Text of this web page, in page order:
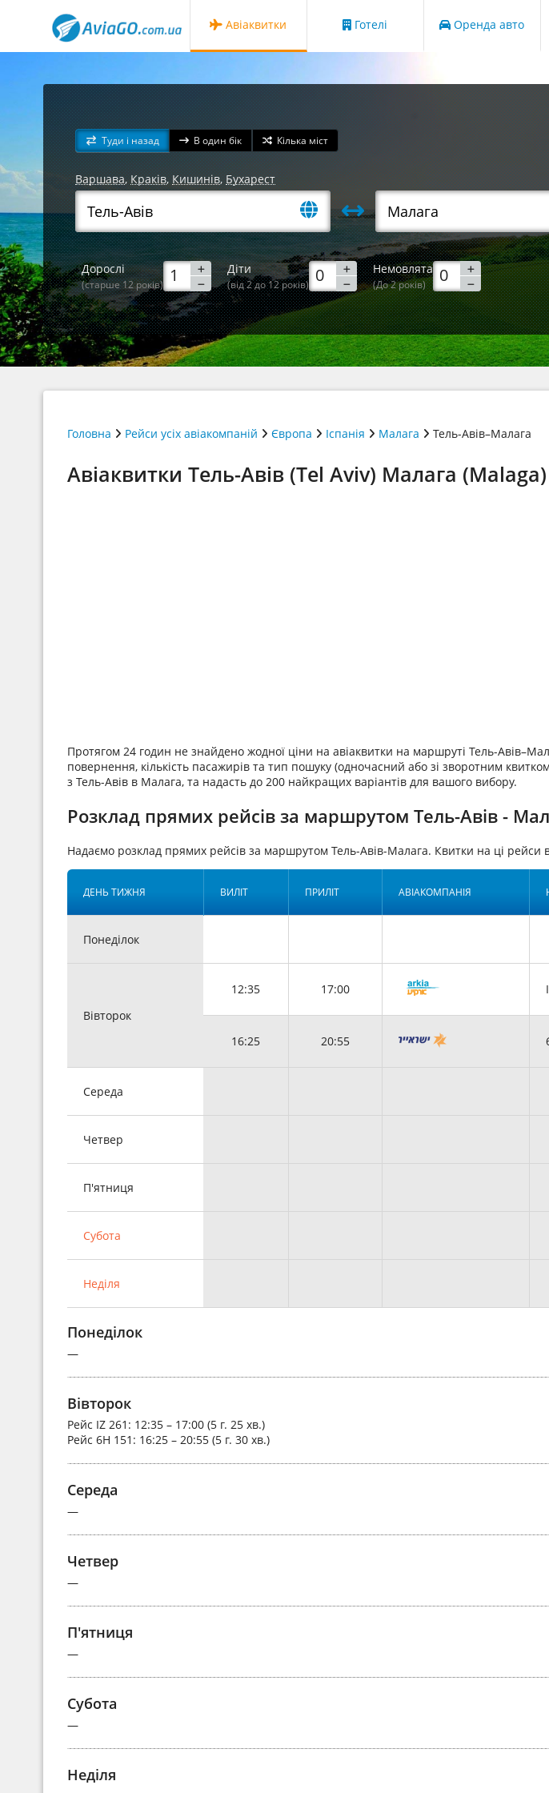
Авіаквитки Готелі Оренда авто
Туди і назад В один бік Кілька міст
Варшава,Краків, Кишинів, Бухарест
Дорослі
(старше 12 років)
Діти
(від 2 до 12 років)
Немовлята
(До 2 років)
Головна Рейси усіх авіакомпаній Європа Іспанія Малага Тель-Авів–Малага
Авіаквитки Тель-Авів (Tel Aviv) Малага (Malaga)
Протягом 24 годин не знайдено жодної ціни на авіаквитки на маршруті Тель-
повернення, кількість пасажирів та тип пошуку (одночасний або зі зворотним
з Тель-Авів в Малага, та надасть до 200 найкращих варіантів для вашого вибору.
Розклад прямих рейсів за маршрутом Тель-Авів -
Надаємо розклад прямих рейсів за маршрутом Тель-Авів-Малага. Квитки на ці
ДЕНЬ ТИЖНЯ ВИЛІТ ПРИЛІТ АВІАКОМПАНІЯ
Понеділок
Вівторок
12:35 17:00
16:25 20:55
Середа
Четвер
П'ятниця
Субота
Неділя
Понеділок
—
Вівторок
Рейс IZ 261 : 12:35 – 17:00 (5 г. 25 хв.)
Рейс 6H 151 : 16:25 – 20:55 (5 г. 30 хв.)
Середа
—
Четвер
—
П'ятниця
—
Субота
—
Неділя